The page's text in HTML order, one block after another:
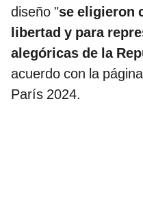
diseño "se eligieron
libertad y para
alegóricas de la
acuerdo con la
París 2024.